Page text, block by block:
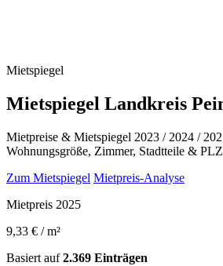
Mietspiegel
Mietspiegel Landkreis
Mietpreise & Mietspiegel 2023 / 2024 /
Wohnungsgröße, Zimmer, Stadtteile & PLZ
Zum Mietspiegel Mietpreis-Analyse
Mietpreis 2025
9,33 € / m²
Basiert auf2.369 Einträgen